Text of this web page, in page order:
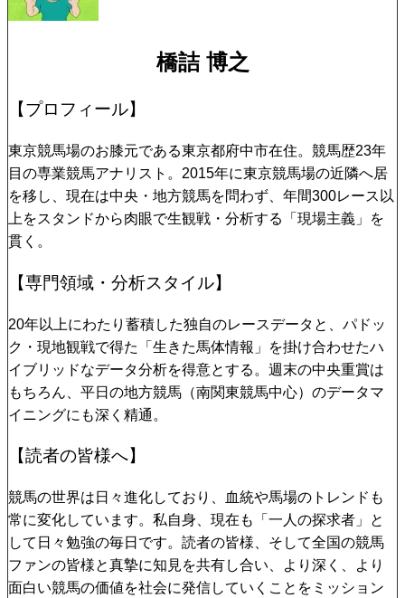
橋詰 博之
【プロフィール】
東京競馬場のお膝元である東京都府中市在住。競馬歴23年
目の専業競馬アナリスト。2015年に東京競馬場の近隣へ居
を移し、現在は中央・地方競馬を問わず、年間300レース以
上をスタンドから肉眼で生観戦・分析する「現場主義」を
貫く。
【専門領域・分析スタイル】
20年以上にわたり蓄積した独自のレースデータと、パドッ
ク・現地観戦で得た「生きた馬体情報」を掛け合わせたハ
イブリッドなデータ分析を得意とする。週末の中央重賞は
もちろん、平日の地方競馬（南関東競馬中心）のデータマ
イニングにも深く精通。
【読者の皆様へ】
競馬の世界は日々進化しており、血統や馬場のトレンドも
常に変化しています。私自身、現在も「一人の探求者」と
して日々勉強の毎日です。読者の皆様、そして全国の競馬
ファンの皆様と真摯に知見を共有し合い、より深く、より
面白い競馬の価値を社会に発信していくことをミッション